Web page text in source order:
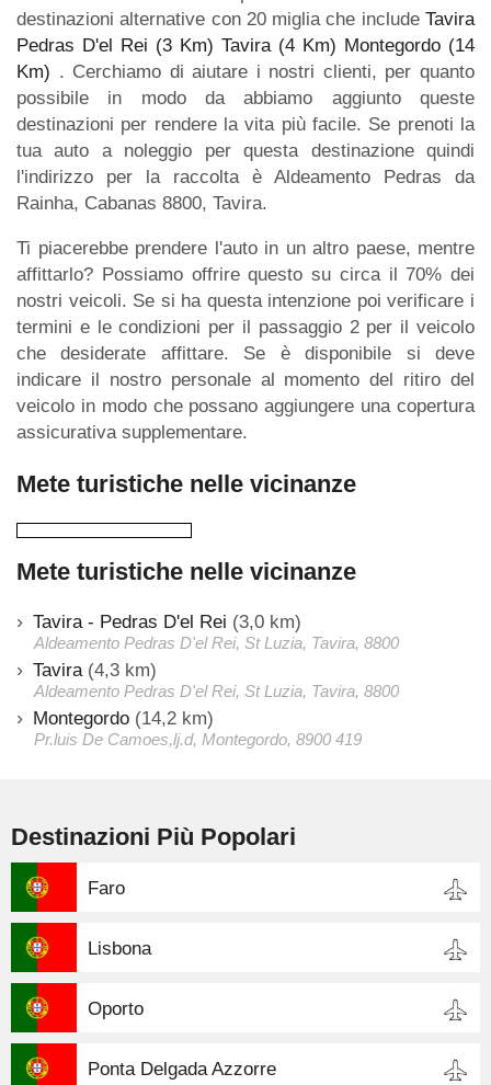
destinazioni alternative con 20 miglia che include Tavira
Pedras D'el Rei (3 Km) Tavira (4 Km) Montegordo (14
Km) . Cerchiamo di aiutare i nostri clienti, per quanto
possibile in modo da abbiamo aggiunto queste
destinazioni per rendere la vita più facile. Se prenoti la
tua auto a noleggio per questa destinazione quindi
l'indirizzo per la raccolta è Aldeamento Pedras da
Rainha, Cabanas 8800, Tavira.
Ti piacerebbe prendere l'auto in un altro paese, mentre
affittarlo? Possiamo offrire questo su circa il 70% dei
nostri veicoli. Se si ha questa intenzione poi verificare i
termini e le condizioni per il passaggio 2 per il veicolo
che desiderate affittare. Se è disponibile si deve
indicare il nostro personale al momento del ritiro del
veicolo in modo che possano aggiungere una copertura
assicurativa supplementare.
Mete turistiche nelle vicinanze
Mete turistiche nelle vicinanze
Tavira - Pedras D'el Rei (3,0 km)
Aldeamento Pedras D'el Rei, St Luzia, Tavira, 8800
Tavira (4,3 km)
Aldeamento Pedras D'el Rei, St Luzia, Tavira, 8800
Montegordo (14,2 km)
Pr.luis De Camoes,lj.d, Montegordo, 8900 419
Destinazioni Più Popolari
Faro
Lisbona
Oporto
Ponta Delgada Azzorre